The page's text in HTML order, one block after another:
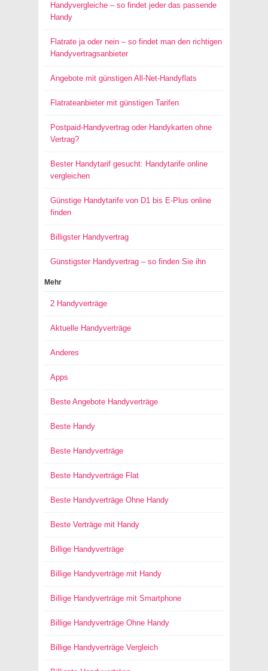
Handyvergleiche – so findet jeder das passende
Handy
Flatrate ja oder nein – so findet man den richtigen
Handyvertragsanbieter
Angebote mit günstigen All-Net-Handyflats
Flatrateanbieter mit günstigen Tarifen
Postpaid-Handyvertrag oder Handykarten ohne
Vertrag?
Bester Handytarif gesucht: Handytarife online
vergleichen
Günstige Handytarife von D1 bis E-Plus online
finden
Billigster Handyvertrag
Günstigster Handyvertrag – so finden Sie ihn
Mehr
2 Handyverträge
Aktuelle Handyverträge
Anderes
Apps
Beste Angebote Handyverträge
Beste Handy
Beste Handyverträge
Beste Handyverträge Flat
Beste Handyverträge Ohne Handy
Beste Verträge mit Handy
Billige Handyverträge
Billige Handyverträge mit Handy
Billige Handyverträge mit Smartphone
Billige Handyverträge Ohne Handy
Billige Handyverträge Vergleich